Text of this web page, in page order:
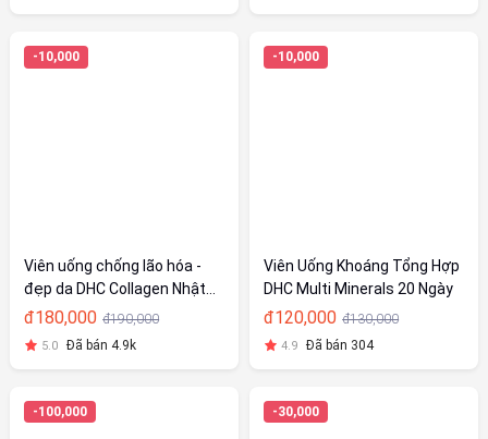
-10,000
Viên uống chống lão hóa -
đẹp da DHC Collagen Nhật
Bản 20 Ngày (120v/gói)
đ180,000 đ190,000
5.0 Đã bán 4.9k
-10,000
Viên Uống Khoáng Tổng Hợp
DHC Multi Minerals 20 Ngày
đ120,000 đ130,000
4.9 Đã bán 304
-100,000 -30,000